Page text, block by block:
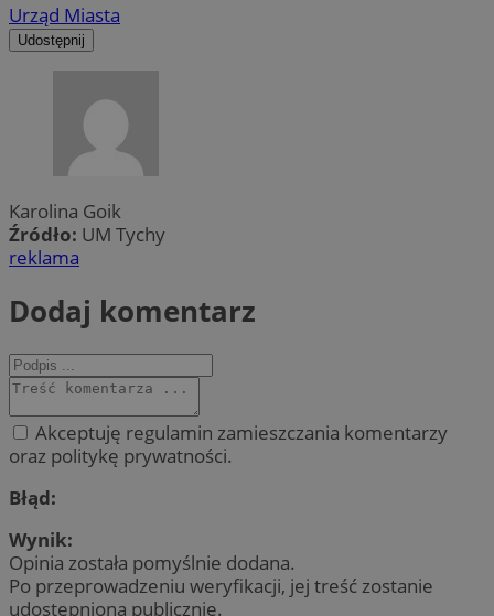
Urząd Miasta
Udostępnij
Karolina Goik
Źródło: UM Tychy
reklama
Dodaj komentarz
Akceptuję regulamin zamieszczania komentarzy
oraz politykę prywatności.
Błąd:
Wynik:
Opinia została pomyślnie dodana.
Po przeprowadzeniu weryfikacji, jej treść zostanie
udostępniona publicznie.